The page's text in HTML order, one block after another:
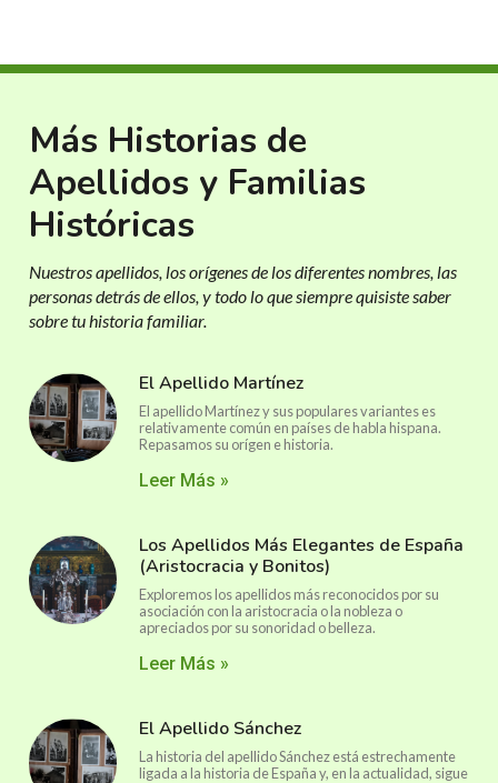
Más Historias de
Apellidos y Familias
Históricas
Nuestros apellidos, los orígenes de los diferentes nombres, las
personas detrás de ellos, y todo lo que siempre quisiste saber
sobre tu historia familiar.
El Apellido Martínez
El apellido Martínez y sus populares variantes es
relativamente común en países de habla hispana.
Repasamos su orígen e historia.
Leer Más »
Los Apellidos Más Elegantes de España
(Aristocracia y Bonitos)
Exploremos los apellidos más reconocidos por su
asociación con la aristocracia o la nobleza o
apreciados por su sonoridad o belleza.
Leer Más »
El Apellido Sánchez
La historia del apellido Sánchez está estrechamente
ligada a la historia de España y, en la actualidad, sigue